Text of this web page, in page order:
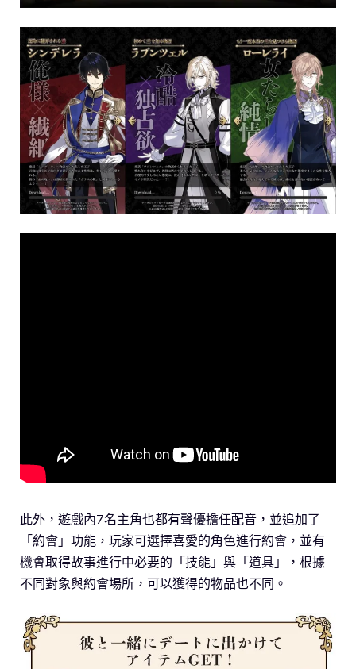
此外，遊戲內7名主角也都有聲優擔任配音，並追加了
「約會」功能，玩家可選擇喜愛的角色進行約會，並有
機會取得故事進行中必要的「技能」與「道具」，根據
不同對象與約會場所，可以獲得的物品也不同。